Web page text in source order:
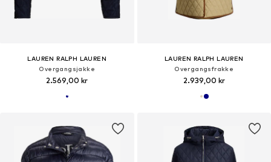
LAUREN RALPH LAUREN
Overgangsjakke
2.569,00 kr
LAUREN RALPH LAUREN
Overgangsfrakke
2.939,00 kr